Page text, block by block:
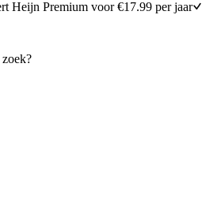
Heijn Premium voor €17.99 per jaar